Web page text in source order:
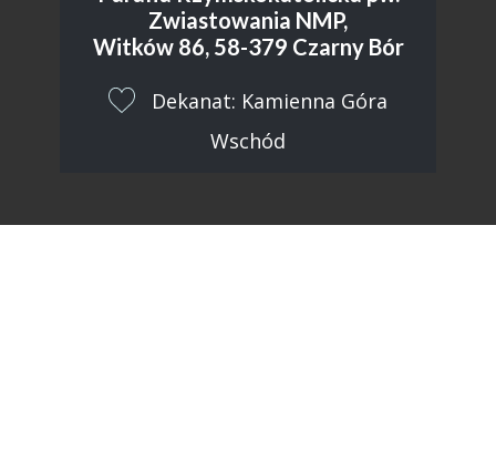
Zwiastowania NMP,
Witków 86, 58-379 Czarny Bór
​Dekanat: Kamienna Góra
Wschód